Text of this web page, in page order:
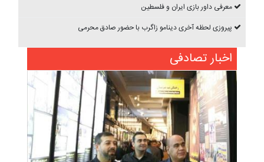
معرفی داور بازی ایران و فلسطین
پیروزی لحظه آخری دینامو زاگرب با حضور صادق محرمی
اخبار تصادفی